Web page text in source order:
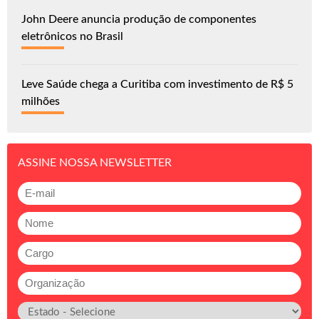
John Deere anuncia produção de componentes
eletrônicos no Brasil
Leve Saúde chega a Curitiba com investimento de R$ 5
milhões
ASSINE NOSSA NEWSLETTER